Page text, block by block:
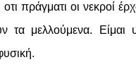
πράγματι οι νεκροί
τα μελλούμενα. Είμαι